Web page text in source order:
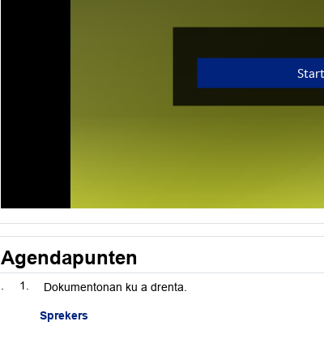
Agendapunten
1. Dokumentonan ku a drenta.
Sprekers